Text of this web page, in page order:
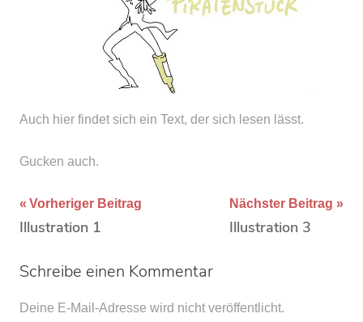
Auch hier findet sich ein Text, der sich lesen lässt.
Gucken auch.
Beitragsnavigation
Vorheriger Beitrag
Illustration 1
Nächster Beitrag
Illustration 3
Schreibe einen Kommentar
Deine E-Mail-Adresse wird nicht veröffentlicht.